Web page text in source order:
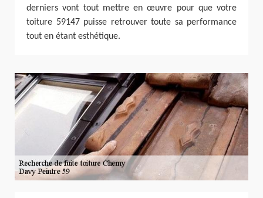
derniers vont tout mettre en œuvre pour que votre
toiture 59147 puisse retrouver toute sa performance
tout en étant esthétique.